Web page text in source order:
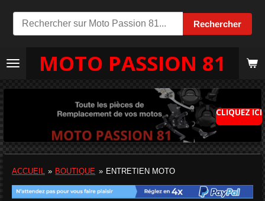
Rechercher
Passer
au
principal
MOTO PASSION 81
CLIQUEZ ICI
ACCUEIL » BOUTIQUE » ENTRETIEN MOTO